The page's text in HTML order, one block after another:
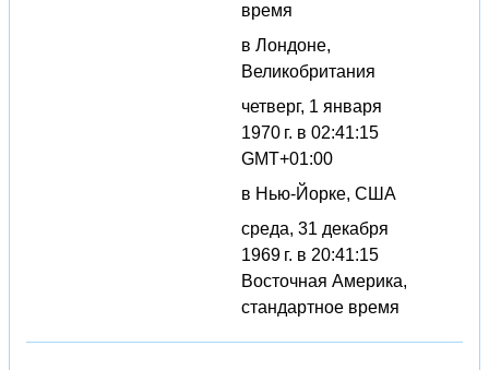
время
в Лондоне,
Великобритания
четверг, 1 января
1970 г. в 02:41:15
GMT+01:00
в Нью-Йорке, США
среда, 31 декабря
1969 г. в 20:41:15
Восточная Америка,
стандартное время